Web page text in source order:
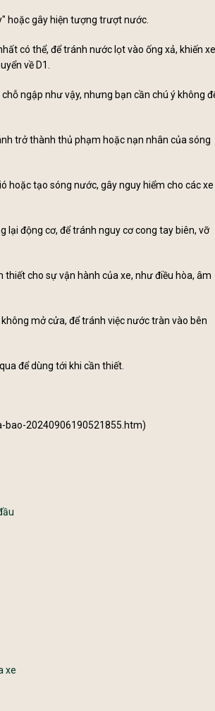
hoặc gây hiện tượng trượt nước.
có thể, để tránh nước lọt vào ống xả, khiến xe
về D1.
ngập như vậy, nhưng bạn cần chú ý không
trở thành thủ phạm hoặc nạn nhân của sóng
hoặc tạo sóng nước, gây nguy hiểm cho các xe
lại động cơ, để tránh nguy cơ cong tay biên, vỡ
cho sự vận hành của xe, như điều hòa, âm
mở cửa, để tránh việc nước tràn vào bên
để dùng tới khi cần thiết.
20240906190521855.htm)
xe